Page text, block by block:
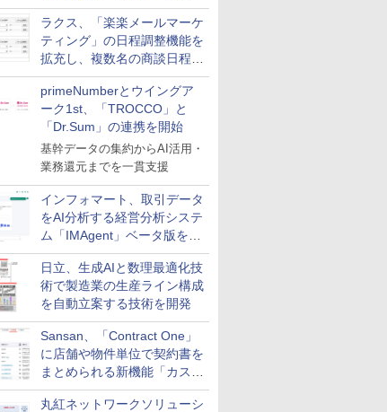
送信防止アドインサービス」
を提供
ラクス、「楽楽メールマーケ
ティング」の日程調整機能を
拡充し、複数名の商談日程調
整を効率化
primeNumberとウイングア
ーク1st、「TROCCO」と
「Dr.Sum」の連携を開始
基幹データの集約からAI活用・
業務還元までを一貫支援
インフォマート、取引データ
をAI分析する経営分析システ
ム「IMAgent」ベータ版を提
供
日立、生成AIと数理最適化技
術で製造業の生産ライン構成
を自動立案する技術を開発
Sansan、「Contract One」
に店舗や物件単位で契約書を
まとめられる新機能「カスタ
ム契約ツリー」を追加
丸紅ネットワークソリューシ